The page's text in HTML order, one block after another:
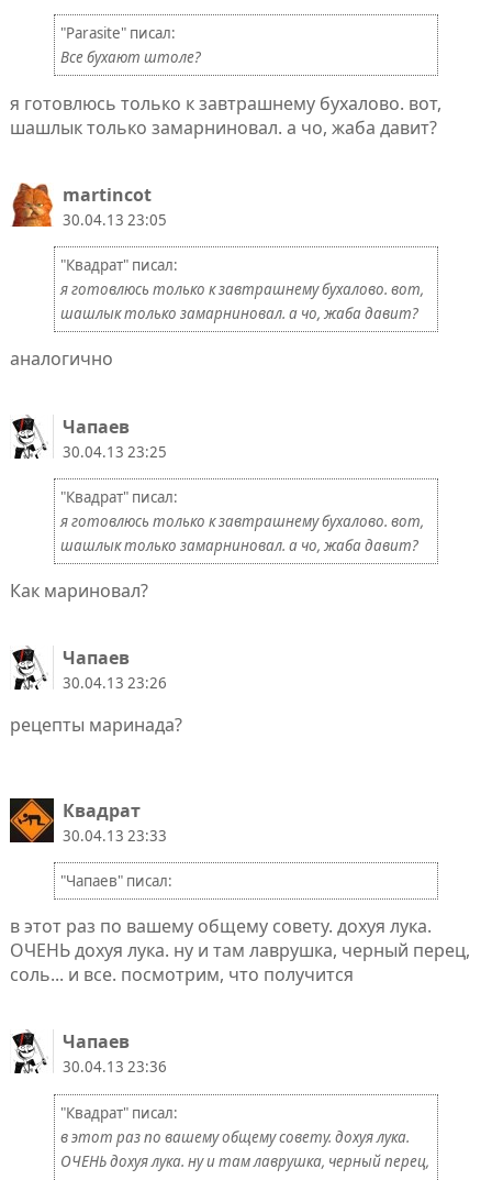
"Parasite" писал:
Все бухают штоле?
я готовлюсь только к завтрашнему бухалово. вот,
шашлык только замарниновал. а чо, жаба давит?
martincot
30.04.13 23:05
"Квадрат" писал:
я готовлюсь только к завтрашнему бухалово. вот,
шашлык только замарниновал. а чо, жаба давит?
аналогично
Чапаев
30.04.13 23:25
"Квадрат" писал:
я готовлюсь только к завтрашнему бухалово. вот,
шашлык только замарниновал. а чо, жаба давит?
Как мариновал?
Чапаев
30.04.13 23:26
рецепты маринада?
Квадрат
30.04.13 23:33
"Чапаев" писал:
в этот раз по вашему общему совету. дохуя лука.
ОЧЕНЬ дохуя лука. ну и там лаврушка, черный перец,
соль... и все. посмотрим, что получится
Чапаев
30.04.13 23:36
"Квадрат" писал:
в этот раз по вашему общему совету. дохуя лука.
ОЧЕНЬ дохуя лука. ну и там лаврушка, черный перец,